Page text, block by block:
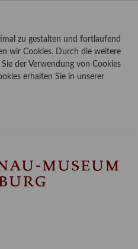
zu gestalten und fortlaufend
wir Cookies. Durch die weitere
der Verwendung von Cookies
erhalten Sie in unserer